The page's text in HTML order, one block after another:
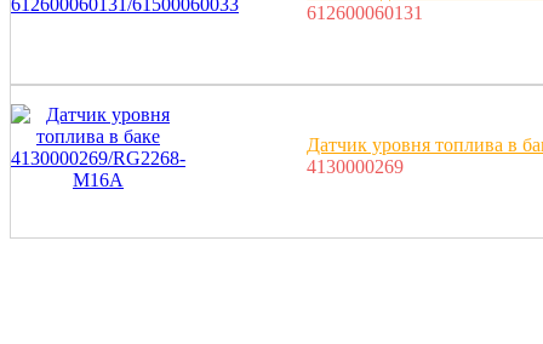
612600060131
Датчик уровня топлива в
4130000269